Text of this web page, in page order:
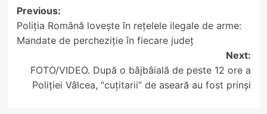
Post
navigation
Previous:
Poliția Română lovește în rețelele ilegale de arme:
Mandate de percheziție în fiecare județ
Next:
FOTO/VIDEO. După o bâjbâială de peste 12 ore a
Poliției Vâlcea, “cuțitarii” de aseară au fost prinși